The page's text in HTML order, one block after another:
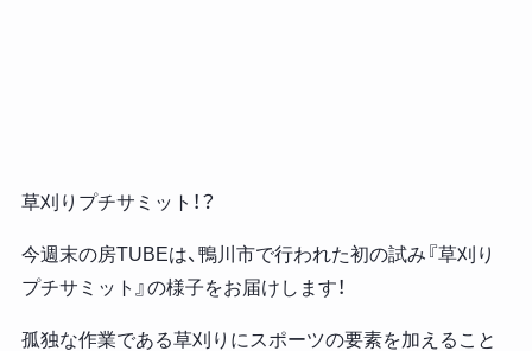
草刈りプチサミット！？
今週末の房TUBEは、鴨川市で行われた初の試み『草刈り
プチサミット』の様子をお届けします！
孤独な作業である草刈りにスポーツの要素を加えること